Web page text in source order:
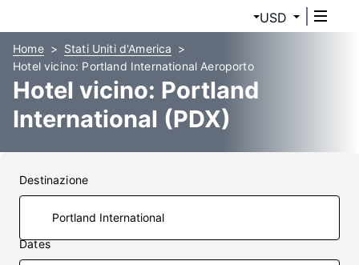
USD
Home
Stati Uniti d'America
Hotel vicino: Portland International Aeroporto
Hotel vicino: Portland
International (PDX)
Destinazione
Dates